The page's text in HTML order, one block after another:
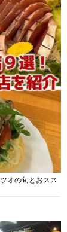
オの旬とおスス